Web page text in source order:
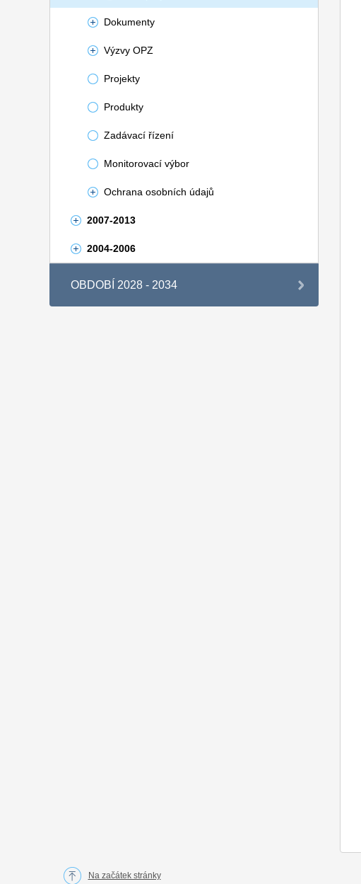
Dokumenty
Výzvy OPZ
Projekty
Produkty
Zadávací řízení
Monitorovací výbor
Ochrana osobních údajů
2007-2013
2004-2006
OBDOBÍ 2028 - 2034
Na začátek stránky